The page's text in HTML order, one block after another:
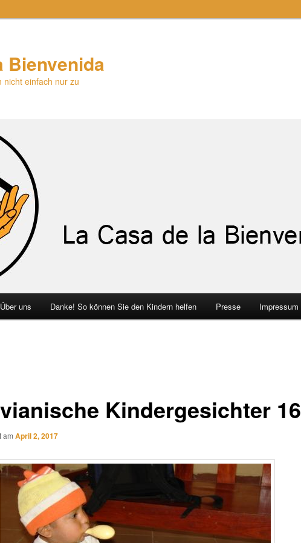
Bienvenida
nicht einfach nur zu
uns Danke! So können Sie den Kindern helfen Presse Impressum
Kindergesichter 16
am April 2, 2017